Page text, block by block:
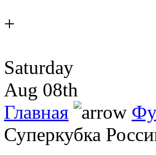
+
Saturday
Aug 08th
Главная
Суперкубка